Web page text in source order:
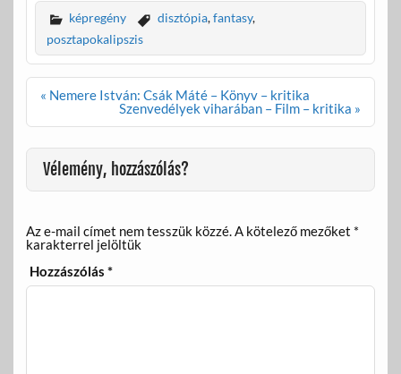
e
b
o
o
k
itt
er
ail za
m
e
g
képregény disztópia,fantasy,
posztapokalipszis
Bejegyzés
« Nemere István: Csák Máté – Könyv – kritika
Szenvedélyek viharában – Film – kritika »
Vélemény, hozzászólás?
Az e-mail címet nem tesszük közzé.A kötelező mezőket *
karakterrel jelöltük
Hozzászólás*